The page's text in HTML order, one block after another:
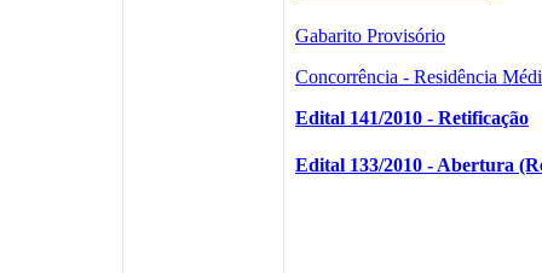
Gabarito Provisório
Concorrência - Residência
Edital 141/2010 - Retificação
Edital 133/2010 - Abertura